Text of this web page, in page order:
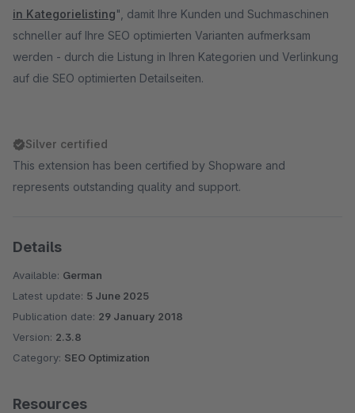
in Kategorielisting", damit Ihre Kunden und Suchmaschinen
schneller auf Ihre SEO optimierten Varianten aufmerksam
werden - durch die Listung in Ihren Kategorien und Verlinkung
auf die SEO optimierten Detailseiten.
Silver certified
This extension has been certified by Shopware and
represents outstanding quality and support.
Details
Available: German
Latest update: 5 June 2025
Publication date: 29 January 2018
Version: 2.3.8
Category: SEO Optimization
Resources